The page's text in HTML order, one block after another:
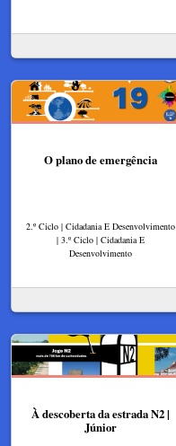
O plano de emergência
2.º Ciclo | Cidadania E Desenvolvimento
| 3.º Ciclo | Cidadania E
Desenvolvimento
À descoberta da estrada N2 |
Júnior